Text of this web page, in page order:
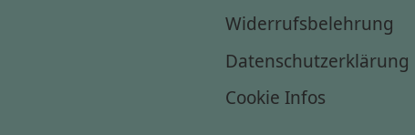
Widerrufsbelehrung
Datenschutzerklärung
Cookie Infos